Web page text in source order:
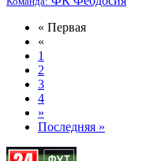
« Первая
«
1
2
3
4
»
Последняя »